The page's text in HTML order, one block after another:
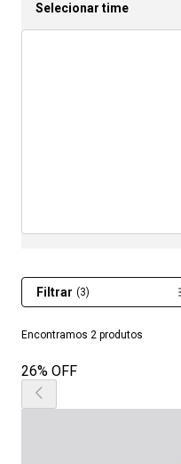
Selecionar time
Encontramos 2 produtos
Filtrar (3)
26% OFF